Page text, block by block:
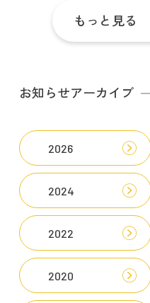
もっと見る
お知らせアーカイブ
2026
2024
2022
2020